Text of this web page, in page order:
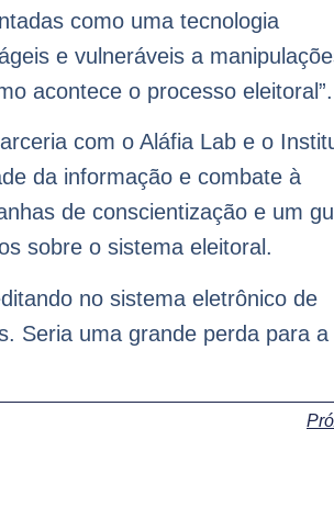
como uma tecnologia
e vulneráveis a
acontece o processo eleitoral”.
com o Aláfia Lab e o
da informação e combate à
de conscientização e um
sobre o sistema eleitoral.
no sistema eletrônico de
Seria uma grande perda para a